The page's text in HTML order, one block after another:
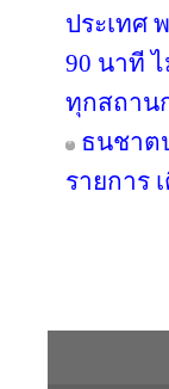
ประเทศ
90 นาที
ทุกสถาน
ธนชาต
รายการ